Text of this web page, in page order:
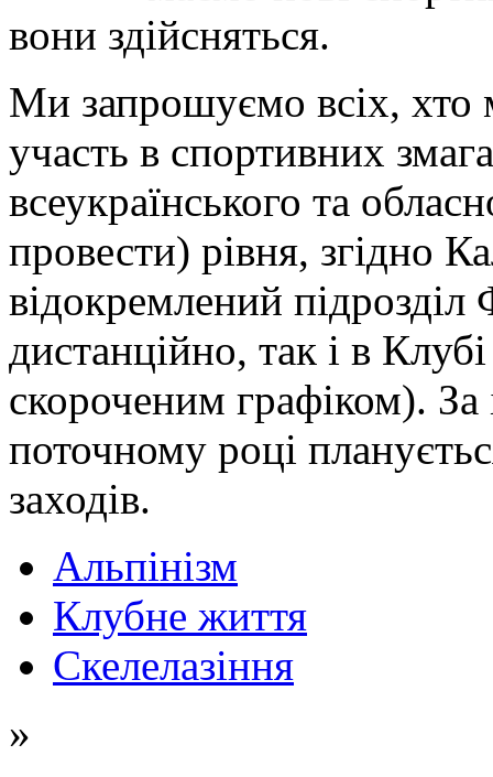
вони здійсняться.
Ми запрошуємо всіх, хто
участь в спортивних
всеукраїнського та
провести) рівня, згідно
відокремлений
дистанційно, так і в
скороченим графіком).
поточному році
заходів.
Альпінізм
Клубне життя
Скелелазіння
»